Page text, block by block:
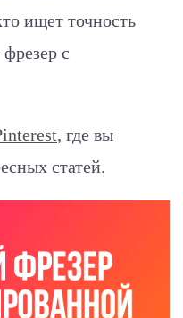
ищет точность
с
, где вы
статей.